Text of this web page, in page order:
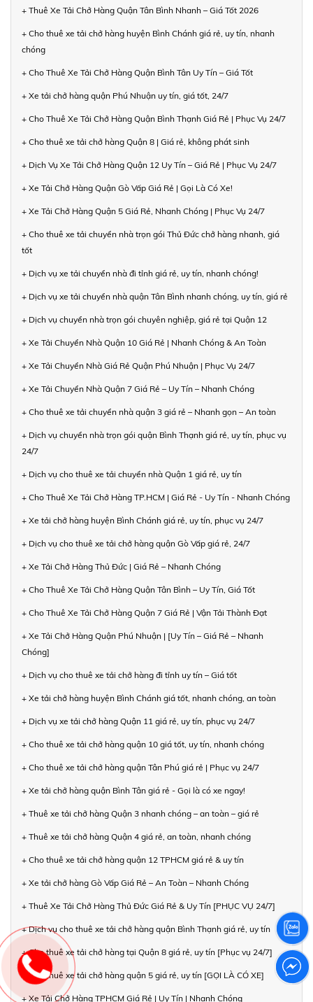
+ Thuê Xe Tải Chở Hàng Quận Tân Bình Nhanh – Giá Tốt 2026
+ Cho thuê xe tải chở hàng huyện Bình Chánh giá rẻ, uy tín, nhanh
chóng
+ Cho Thuê Xe Tải Chở Hàng Quận Bình Tân Uy Tín – Giá Tốt
+ Xe tải chở hàng quận Phú Nhuận uy tín, giá tốt, 24/7
+ Cho Thuê Xe Tải Chở Hàng Quận Bình Thạnh Giá Rẻ | Phục Vụ 24/7
+ Cho thuê xe tải chở hàng Quận 8 | Giá rẻ, không phát sinh
+ Dịch Vụ Xe Tải Chở Hàng Quận 12 Uy Tín – Giá Rẻ | Phục Vụ 24/7
+ Xe Tải Chở Hàng Quận Gò Vấp Giá Rẻ | Gọi Là Có Xe!
+ Xe Tải Chở Hàng Quận 5 Giá Rẻ, Nhanh Chóng | Phục Vụ 24/7
+ Cho thuê xe tải chuyển nhà trọn gói Thủ Đức chở hàng nhanh, giá
tốt
+ Dịch vụ xe tải chuyển nhà đi tỉnh giá rẻ, uy tín, nhanh chóng!
+ Dịch vụ xe tải chuyển nhà quận Tân Bình nhanh chóng, uy tín, giá rẻ
+ Dịch vụ chuyển nhà trọn gói chuyên nghiệp, giá rẻ tại Quận 12
+ Xe Tải Chuyển Nhà Quận 10 Giá Rẻ | Nhanh Chóng & An Toàn
+ Xe Tải Chuyển Nhà Giá Rẻ Quận Phú Nhuận | Phục Vụ 24/7
+ Xe Tải Chuyển Nhà Quận 7 Giá Rẻ – Uy Tín – Nhanh Chóng
+ Cho thuê xe tải chuyển nhà quận 3 giá rẻ – Nhanh gọn – An toàn
+ Dịch vụ chuyển nhà trọn gói quận Bình Thạnh giá rẻ, uy tín, phục vụ
24/7
+ Dịch vụ cho thuê xe tải chuyển nhà Quận 1 giá rẻ, uy tín
+ Cho Thuê Xe Tải Chở Hàng TP.HCM | Giá Rẻ - Uy Tín - Nhanh Chóng
+ Xe tải chở hàng huyện Bình Chánh giá rẻ, uy tín, phục vụ 24/7
+ Dịch vụ cho thuê xe tải chở hàng quận Gò Vấp giá rẻ, 24/7
+ Xe Tải Chở Hàng Thủ Đức | Giá Rẻ – Nhanh Chóng
+ Cho Thuê Xe Tải Chở Hàng Quận Tân Bình – Uy Tín, Giá Tốt
+ Cho Thuê Xe Tải Chở Hàng Quận 7 Giá Rẻ | Vận Tải Thành Đạt
+ Xe Tải Chở Hàng Quận Phú Nhuận | [Uy Tín – Giá Rẻ – Nhanh
Chóng]
+ Dịch vụ cho thuê xe tải chở hàng đi tỉnh uy tín – Giá tốt
+ Xe tải chở hàng huyện Bình Chánh giá tốt, nhanh chóng, an toàn
+ Dịch vụ xe tải chở hàng Quận 11 giá rẻ, uy tín, phục vụ 24/7
+ Cho thuê xe tải chở hàng quận 10 giá tốt, uy tín, nhanh chóng
+ Cho thuê xe tải chở hàng quận Tân Phú giá rẻ | Phục vụ 24/7
+ Xe tải chở hàng quận Bình Tân giá rẻ - Gọi là có xe ngay!
+ Thuê xe tải chở hàng Quận 3 nhanh chóng – an toàn – giá rẻ
+ Thuê xe tải chở hàng Quận 4 giá rẻ, an toàn, nhanh chóng
+ Cho thuê xe tải chở hàng quận 12 TPHCM giá rẻ & uy tín
+ Xe tải chở hàng Gò Vấp Giá Rẻ – An Toàn – Nhanh Chóng
+ Thuê Xe Tải Chở Hàng Thủ Đức Giá Rẻ & Uy Tín [PHỤC VỤ 24/7]
+ Dịch vụ cho thuê xe tải chở hàng quận Bình Thạnh giá rẻ, uy tín
+ Cho thuê xe tải chở hàng tại Quận 8 giá rẻ, uy tín [Phục vụ 24/7]
+ Cho thuê xe tải chở hàng quận 5 giá rẻ, uy tín [GỌI LÀ CÓ XE]
+ Xe Tải Chở Hàng TPHCM Giá Rẻ | Uy Tín | Nhanh Chóng